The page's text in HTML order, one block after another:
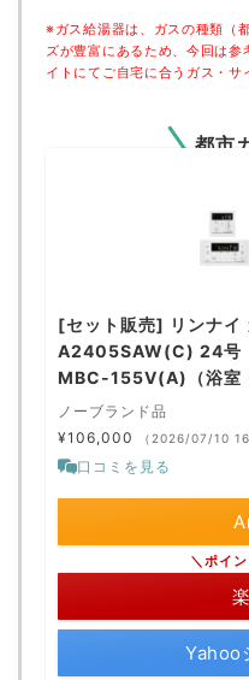
※ガス給湯器は、ガスの種類（
ズが豊富にあるため、今回は
イトにてご自宅に合うガス・サ
都市
[セット販売] リンナイ
A2405SAW(C) 24号
MBC-155V(A)（浴室
ノーブランド品
¥106,000
（2026/07/10
口コミを見る
＼ポイ
Yahoo